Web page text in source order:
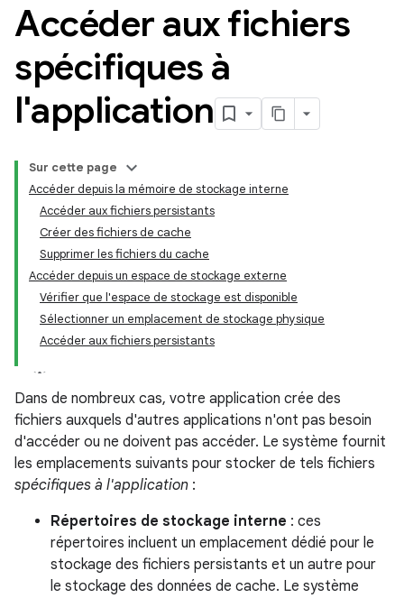
Accéder aux fichiers
spécifiques à
l'application
Sur cette page
Accéder depuis la mémoire de stockage interne
Accéder aux fichiers persistants
Créer des fichiers de cache
Supprimer les fichiers du cache
Accéder depuis un espace de stockage externe
Vérifier que l'espace de stockage est disponible
Sélectionner un emplacement de stockage physique
Accéder aux fichiers persistants
Dans de nombreux cas, votre application crée des
fichiers auxquels d'autres applications n'ont pas besoin
d'accéder ou ne doivent pas accéder. Le système fournit
les emplacements suivants pour stocker de tels fichiers
spécifiques à l'application :
Répertoires de stockage interne : ces
répertoires incluent un emplacement dédié pour le
stockage des fichiers persistants et un autre pour
le stockage des données de cache. Le système